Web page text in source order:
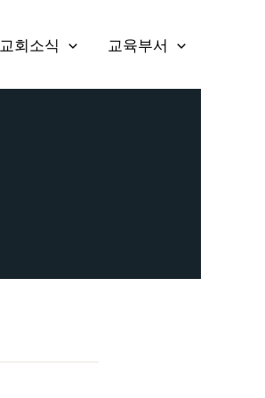
교회소식 교육부서